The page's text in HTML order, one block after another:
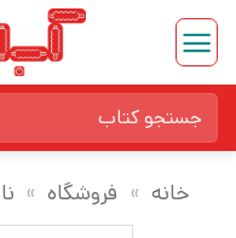
Skip
content
برای:
خانه » فروشگاه »